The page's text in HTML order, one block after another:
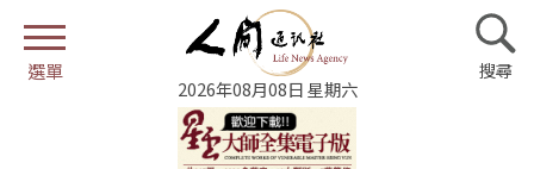
2026年08月08日 星期六